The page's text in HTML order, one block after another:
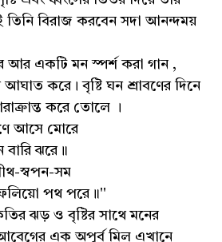
তিনি বিরাজ করবেন সদা আনন্দময়
আর একটি মন স্পর্শ করা গান ,
করে। বৃষ্টি ঘন শ্রাবণের দিনে
করে তোলে ।
আসে মোরে
বারি ঝরে॥
স্বপন-সম
পথ পরে॥''
ঝড় ও বৃষ্টির সাথে মনের
এক অপূর্ব মিল এখানে